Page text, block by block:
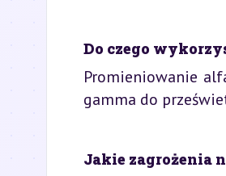
Do czego
Promieniowanie
gamma do
Jakie zagrożenia